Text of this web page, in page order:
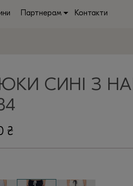
Партнерам Контакти
СИНІ З
₴